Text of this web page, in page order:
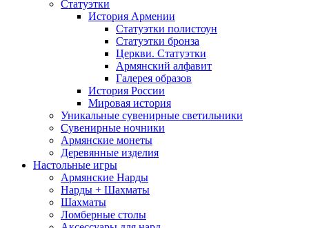
Статуэтки
История Армении
Статуэтки полистоун
Статуэтки бронза
Церкви. Статуэтки
Армянский алфавит
Галерея образов
История России
Мировая история
Уникальные сувенирные светильники
Сувенирные ночники
Армянские монеты
Деревянные изделия
Настольные игры
Армянские Нарды
Нарды + Шахматы
Шахматы
Ломберные столы